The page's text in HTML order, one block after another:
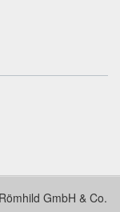
GmbH & Co.